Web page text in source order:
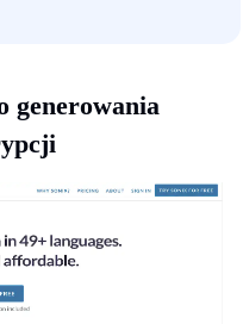
generowania